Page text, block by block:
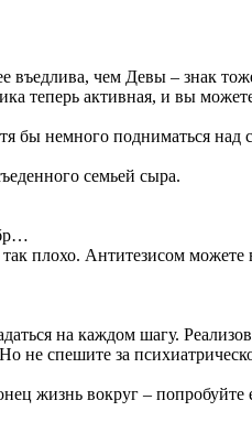
чем Девы – знак
теперь активная, и вы
бы немного подниматься над
семьей сыра.
так плохо. Антитезисом можете
на каждом шагу.
Но не спешите за
жизнь вокруг – попробуйте